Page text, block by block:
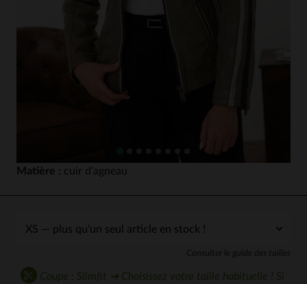
Matière : cuir d'agneau
Consulter le guide des tailles
Coupe : Slimfit ➔ Choisissez votre taille habituelle ! Si